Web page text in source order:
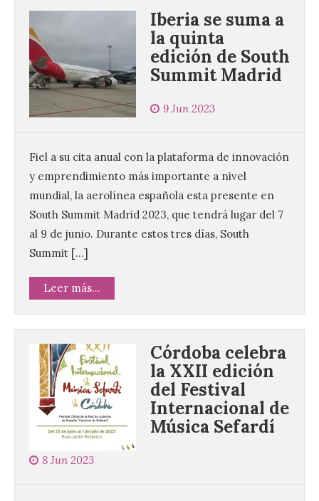
Iberia se suma a
la quinta
edición de South
Summit Madrid
9 Jun 2023
Fiel a su cita anual con la plataforma de innovación
y emprendimiento más importante a nivel
mundial, la aerolínea española esta presente en
South Summit Madrid 2023, que tendrá lugar del 7
al 9 de junio. Durante estos tres días, South
Summit […]
Leer más...
Córdoba celebra
la XXII edición
del Festival
Internacional de
Música Sefardí
8 Jun 2023